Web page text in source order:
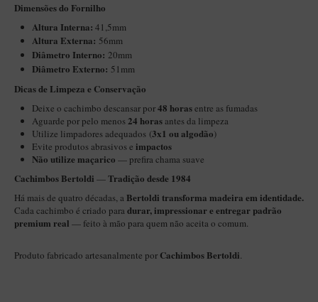
Jateado
Maestro Compacto – Briar Italiano
MONTE SEU KIT/INICIANTES
Blends Para Cachimbo
Cachimbos
Limpadores para Cachimbo
Suportes
Filtros
Isqueiros
Dimensões do Fornilho
Altura Interna: 41,5mm
Altura Externa: 56mm
Diâmetro Interno: 20mm
Diâmetro Externo: 51mm
​​Dicas de Limpeza e Conservação
Deixe o cachimbo descansar por48 horasentre as fumadas
Aguarde por pelo menos24 horasantes da limpeza
Utilize limpadores adequados (3x1 ou algodão)
Evite produtos abrasivos e impactos
Não utilize maçarico — prefira chama suave
Cachimbos Bertoldi —Tradição desde 1984
Há mais de quatro décadas, a Bertoldi transforma madeira em identidade.
Cada cachimbo é criado para durar, impressionar e entregar padrão
premium real — feito à mão para quem não aceita o comum.
Produto fabricado artesanalmente por Cachimbos Bertoldi.